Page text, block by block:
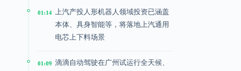
01:14 上汽产投人形机器人领域投资已涵盖
本体、具身智能等，将落地上汽通用
电芯上下料场景
01:09 滴滴自动驾驶在广州试运行全天候、